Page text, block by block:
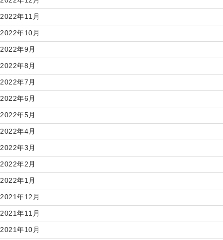
2022年11月
2022年10月
2022年9月
2022年8月
2022年7月
2022年6月
2022年5月
2022年4月
2022年3月
2022年2月
2022年1月
2021年12月
2021年11月
2021年10月